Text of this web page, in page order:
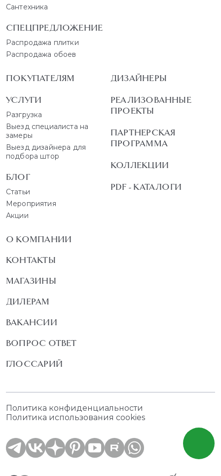
Сантехника
СПЕЦПРЕДЛОЖЕНИЕ
Распродажа плитки
Распродажа обоев
ПОКУПАТЕЛЯМ
УСЛУГИ
Разгрузка
Выезд специалиста на
замеры
Выезд дизайнера для
подбора штор
БЛОГ
Статьи
Мероприятия
Акции
ДИЗАЙНЕРЫ
РЕАЛИЗОВАННЫЕ
ПРОЕКТЫ
ПАРТНЕРСКАЯ
ПРОГРАММА
КОЛЛЕКЦИИ
PDF - КАТАЛОГИ
О КОМПАНИИ
КОНТАКТЫ
МАГАЗИНЫ
ДИЛЕРАМ
ВАКАНСИИ
ВОПРОС ОТВЕТ
ГЛОССАРИЙ
Политика конфиденциальности
Политика использования cookies